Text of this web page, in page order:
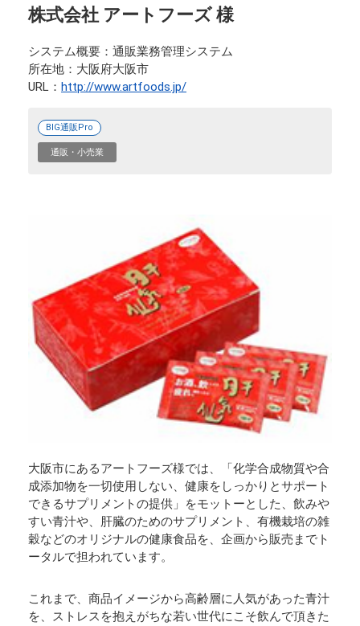
株式会社 アートフーズ 様
システム概要
通販業務管理システム
所在地
大阪府大阪市
URL
http://www.artfoods.jp/
BIG通販Pro
通販・小売業
大阪市にあるアートフーズ様では、「化学合成物質や合
成添加物を一切使用しない、健康をしっかりとサポート
できるサプリメントの提供」をモットーとした、飲みや
すい青汁や、肝臓のためのサプリメント、有機栽培の雑
穀などのオリジナルの健康食品を、企画から販売までト
ータルで担われています。
これまで、商品イメージから高齢層に人気があった青汁
を、ストレスを抱えがちな若い世代にこそ飲んで頂きた